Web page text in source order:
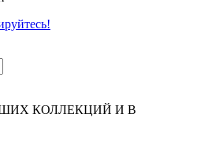
КОЛЛЕКЦИЙ И В